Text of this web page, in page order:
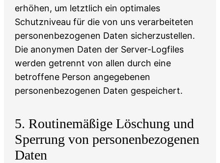
erhöhen, um letztlich ein optimales
Schutzniveau für die von uns verarbeiteten
personenbezogenen Daten sicherzustellen.
Die anonymen Daten der Server-Logfiles
werden getrennt von allen durch eine
betroffene Person angegebenen
personenbezogenen Daten gespeichert.
5. Routinemäßige Löschung und
Sperrung von personenbezogenen
Daten